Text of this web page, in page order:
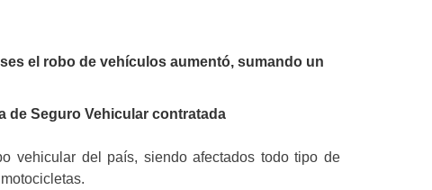
el robo de vehículos aumentó, sumando un
de Seguro Vehicular contratada
vehicular del país, siendo afectados todo tipo de